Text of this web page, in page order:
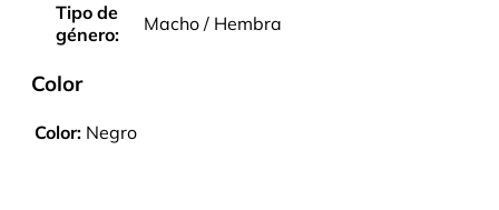
Tipo de
género:
Macho / Hembra
Color
Color: Negro